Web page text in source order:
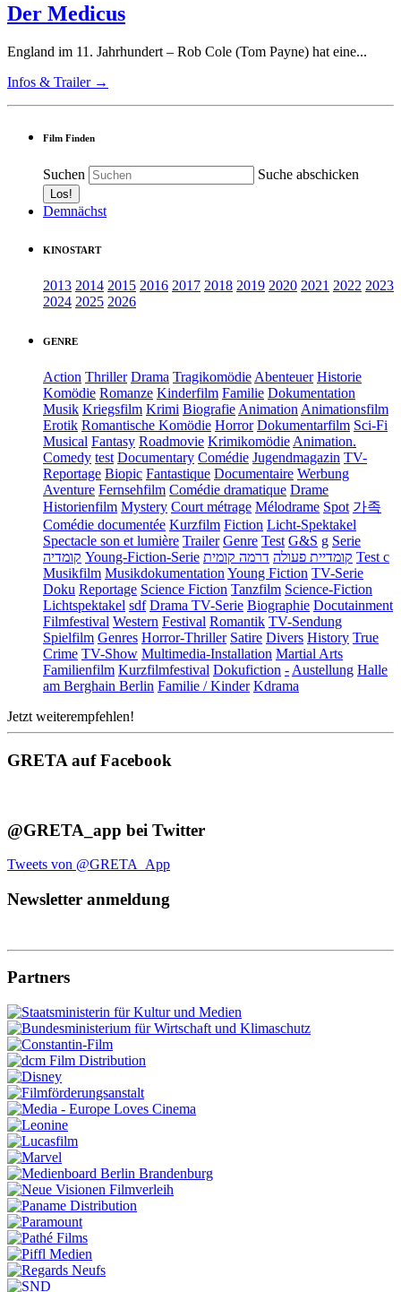
Der Medicus
England im 11. Jahrhundert – Rob Cole (Tom Payne) hat eine...
Infos & Trailer →
Film Finden
Suchen Suche abschicken
Demnächst
KINOSTART
2013 2014 2015 2016 2017 2018 2019 2020 2021 2022 2023
2024 2025 2026
GENRE
Action Thriller Drama Tragikomödie Abenteuer Historie
Komödie Romanze Kinderfilm Familie Dokumentation
Musik Kriegsfilm Krimi Biografie Animation Animationsfilm
Erotik Romantische Komödie Horror Dokumentarfilm Sci-Fi
Musical Fantasy Roadmovie Krimikomödie Animation.
Comedy test Documentary Comédie Jugendmagazin TV-
Reportage Biopic Fantastique Documentaire Werbung
Aventure Fernsehfilm Comédie dramatique Drame
Historienfilm Mystery Court métrage Mélodrame Spot 가족
Comédie documentée Kurzfilm Fiction Licht-Spektakel
Spectacle son et lumière Trailer Genre Test G&S g Serie
קומדיה Young-Fiction-Serie קומדיית פעולה דרמה קומית
Test c
Musikfilm Musikdokumentation Young Fiction TV-Serie
Doku Reportage Science Fiction Tanzfilm Science-Fiction
Lichtspektakel sdf Drama TV-Serie Biographie Docutainment
Filmfestival Western Festival Romantik TV-Sendung
Spielfilm Genres Horror-Thriller Satire Divers History True
Crime TV-Show Multimedia-Installation Martial Arts
Familienfilm Kurzfilmfestival Dokufiction - Austellung Halle
am Berghain Berlin Familie / Kinder Kdrama
Jetzt weiterempfehlen!
GRETA auf Facebook
@GRETA_app bei Twitter
Tweets von @GRETA_App
Newsletter anmeldung
Partners